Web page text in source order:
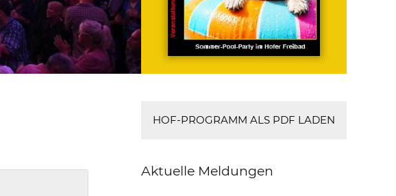
HOF-PROGRAMM ALS PDF LADEN
Aktuelle Meldungen